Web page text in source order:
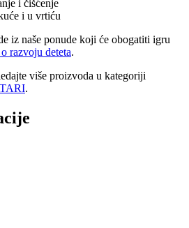
i čišćenje
i u vrtiću
iz naše ponude koji će obogatiti igru
razvoju deteta.
više proizvoda u kategoriji
.